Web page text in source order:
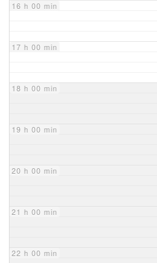
16 h 00 min
17 h 00 min
18 h 00 min
19 h 00 min
20 h 00 min
21 h 00 min
22 h 00 min